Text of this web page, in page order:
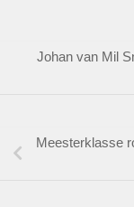
Johan van Mil
Meesterklasse